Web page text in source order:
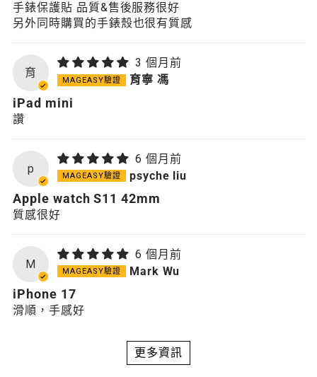
手錶保護貼 品質&售後服務很好
另外同時購買的手錶殼也很有質感
育
3 個月前
育寧 馮
iPad mini
讚
p
6 個月前
psyche liu
Apple watch S11 42mm
質感很好
M
6 個月前
Mark Wu
iPhone 17
滑順，手感好
更多資訊